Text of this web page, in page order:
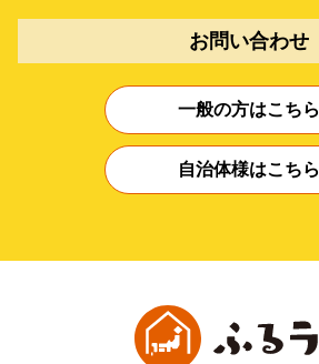
お問い合わせ
一般の方はこちら
自治体様はこちら